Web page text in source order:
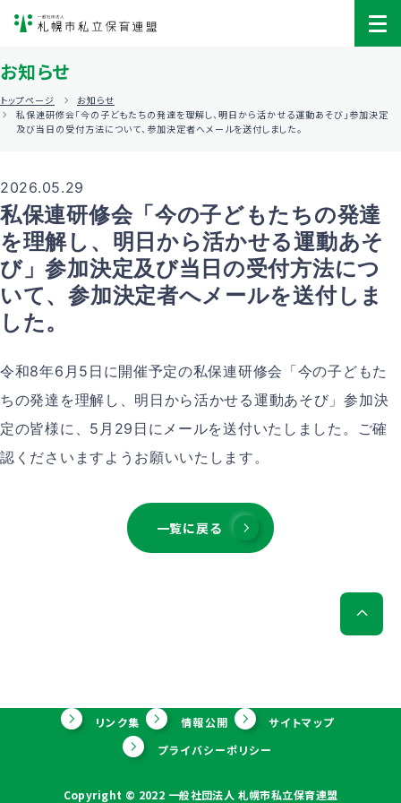
お知らせ
トップページ
お知らせ
私保連研修会「今の子どもたちの発達を理解し、明日から活かせる運動あそび」参加決定
及び当日の受付方法について、参加決定者へメールを送付しました。
2026.05.29
私保連研修会「今の子どもたちの発達
を理解し、明日から活かせる運動あそ
び」参加決定及び当日の受付方法につ
いて、参加決定者へメールを送付しま
した。
令和8年6月5日に開催予定の私保連研修会「今の子どもた
ちの発達を理解し、明日から活かせる運動あそび」参加決
定の皆様に、5月29日にメールを送付いたしました。ご確
認くださいますようお願いいたします。
一覧に戻る
リンク集 情報公開
サイトマップ
プライバシーポリシー
Copyright ©︎ 2022 一般社団法人 札幌市私立保育連盟